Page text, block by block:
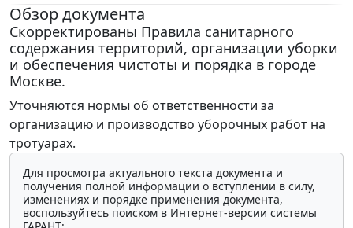
Обзор документа
Скорректированы Правила санитарного
содержания территорий, организации уборки
и обеспечения чистоты и порядка в городе
Москве.
Уточняются нормы об ответственности за
организацию и производство уборочных работ на
тротуарах.
Для просмотра актуального текста документа и
получения полной информации о вступлении в силу,
изменениях и порядке применения документа,
воспользуйтесь поиском в Интернет-версии системы